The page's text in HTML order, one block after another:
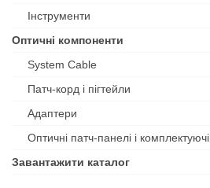
Інструменти
Оптичні компоненти
System Cable
Патч-корд і пігтейли
Адаптери
Оптичні патч-панелі і комплектуючі
Завантажити каталог